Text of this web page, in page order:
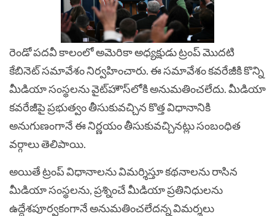
రెండో పదవీ కాలంలో అమెరికా అధ్యక్షుడు ట్రంప్‌ మొదటి
కేబినెట్‌ సమావేశం నిర్వహించారు. ఈ సమావేశం కవరేజీకి కొన్ని
మీడియా సంస్థలను వైట్‌హౌస్‌లోకి అనుమతించలేదు. మీడియా
కవరేజీపై ప్రభుత్వం తీసుకువచ్చిన కొత్త విధానానికి
అనుగుణంగానే ఈ నిర్ణయం తీసుకువచ్చినట్లు సంబంధిత
వర్గాలు తెలిపాయి.
అయితే ట్రంప్‌ విధానాలను విమర్శిస్తూ కథనాలను రాసిన
మీడియా సంస్థలను, ప్రశ్నించే మీడియా ప్రతినిధులను
ఉద్దేశపూర్వకంగానే అనుమతించలేదన్న విమర్శలు